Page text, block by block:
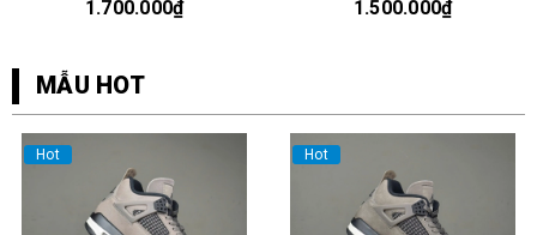
1.700.000₫ 1.500.000₫
MẪU HOT
Hot Hot